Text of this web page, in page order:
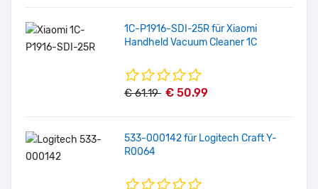
1C-P1916-SDI-25R für Xiaomi
Handheld Vacuum Cleaner 1C
€ 61.19 € 50.99
533-000142 für Logitech Craft Y-
R0064